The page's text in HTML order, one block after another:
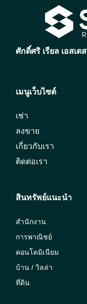
ศักดิ์ศริ เรียล เอสเตส
เมนูเว็บไซต์
เช่า
ลงขาย
เกี่ยวกับเรา
ติดต่อเรา
สินทรัพย์แนะนำ
สำนักงาน
การพาณิชย์
คอนโดมิเนียม
บ้าน / วิลล่า
ที่ดิน